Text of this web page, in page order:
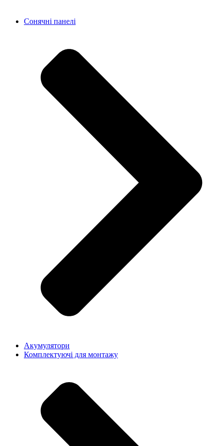
Сонячні панелі
Акумулятори
Комплектуючі для монтажу